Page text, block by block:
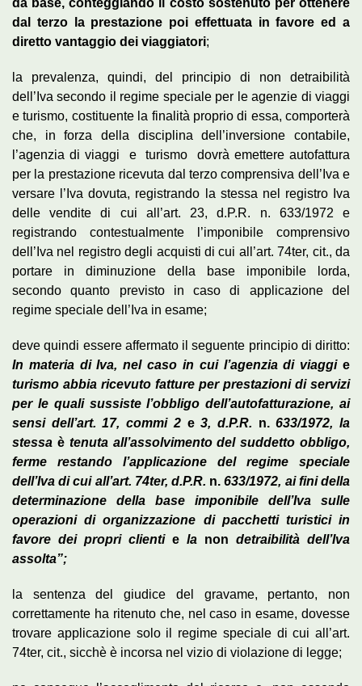
dal terzo la prestazione poi effettuata in favore ed a
diretto vantaggio dei viaggiatori;
la prevalenza, quindi, del principio di non detraibilità
dell’Iva secondo il regime speciale per le agenzie di viaggi
e turismo, costituente la finalità proprio di essa, comporterà
che, in forza della disciplina dell’inversione contabile,
l’agenzia di viaggi e turismo dovrà emettere autofattura
per la prestazione ricevuta dal terzo comprensiva dell’Iva e
versare l’Iva dovuta, registrando la stessa nel registro Iva
delle vendite di cui all’art. 23, d.P.R. n. 633/1972 e
registrando contestualmente l’imponibile comprensivo
dell’Iva nel registro degli acquisti di cui all’art. 74ter, cit., da
portare in diminuzione della base imponibile lorda,
secondo quanto previsto in caso di applicazione del
regime speciale dell’Iva in esame;
deve quindi essere affermato il seguente principio di diritto:
In materia di Iva, nel caso in cui l’agenzia di viaggie
turismo abbia ricevuto fatture per prestazioni di servizi
per le quali sussiste l’obbligo dell’autofatturazione, ai
sensi dell’art. 17, commi 2 e3, d.P.R. n.633/1972, la
stessa è tenuta all’assolvimento del suddetto obbligo,
ferme restando l’applicazione del regime speciale
dell’Iva di cui all’art. 74ter, d.P.R. n.633/1972, ai fini della
determinazione della base imponibile dell’Iva sulle
operazioni di organizzazione di pacchetti turistici in
favore dei propri clienti e la non detraibilità dell’Iva
assolta”;
la sentenza del giudice del gravame, pertanto, non
correttamente ha ritenuto che, nel caso in esame, dovesse
trovare applicazione solo il regime speciale di cui all’art.
74ter, cit., sicchè è incorsa nel vizio di violazione di legge;